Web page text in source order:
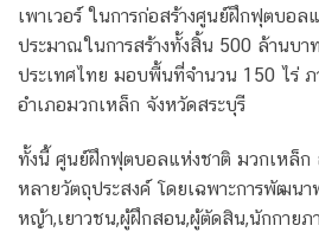
เพาเวอร์ ในการก่อสร้างศูนย์ฝึกฟุตบอล
ประมาณในการสร้างทั้งสิ้น 500 ล้านบา
ประเทศไทย มอบพื้นที่จำนวน 150 ไร่
อำเภอมวกเหล็ก จังหวัดสระบุรี
ทั้งนี้ ศูนย์ฝึกฟุตบอลแห่งชาติ มวกเหล็ก
หลายวัตถุประสงค์ โดยเฉพาะการพัฒน
หญ้า,เยาวชน,ผู้ฝึกสอน,ผู้ตัดสิน,นักกาย